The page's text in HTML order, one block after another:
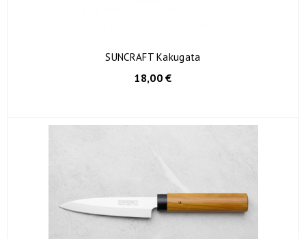
SUNCRAFT Kakugata
18,00 €